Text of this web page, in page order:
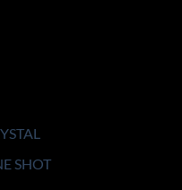
SHOT